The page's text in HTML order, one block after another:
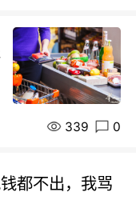
339 0
都不出，我骂